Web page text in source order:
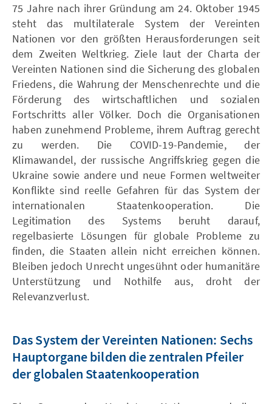
75 Jahre nach ihrer Gründung am 24. Oktober 1945
steht das multilaterale System der Vereinten
Nationen vor den größten Herausforderungen seit
dem Zweiten Weltkrieg. Ziele laut der Charta der
Vereinten Nationen sind die Sicherung des globalen
Friedens, die Wahrung der Menschenrechte und die
Förderung des wirtschaftlichen und sozialen
Fortschritts aller Völker. Doch die Organisationen
haben zunehmend Probleme, ihrem Auftrag gerecht
zu werden. Die COVID-19-Pandemie, der
Klimawandel, der russische Angriffskrieg gegen die
Ukraine sowie andere und neue Formen weltweiter
Konflikte sind reelle Gefahren für das System der
internationalen Staatenkooperation. Die
Legitimation des Systems beruht darauf,
regelbasierte Lösungen für globale Probleme zu
finden, die Staaten allein nicht erreichen können.
Bleiben jedoch Unrecht ungesühnt oder humanitäre
Unterstützung und Nothilfe aus, droht der
Relevanzverlust.
Das System der Vereinten Nationen: Sechs
Hauptorgane bilden die zentralen Pfeiler
der globalen Staatenkooperation